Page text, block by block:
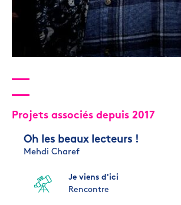
Projets associés depuis 2017
Oh les beaux lecteurs !
Mehdi Charef
Je viens d'ici
Rencontre